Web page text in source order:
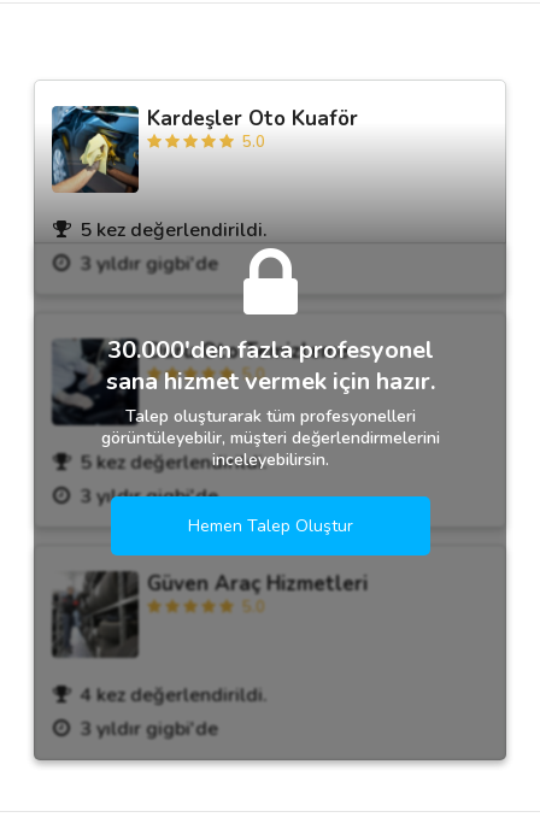
Kardeşler Oto Kuaför
5.0
5 kez değerlendirildi.
3 yıldır gigbi'de
Duru Oto Temizleme
5.0
5 kez değerlendirildi.
3 yıldır gigbi'de
Güven Araç Hizmetleri
5.0
4 kez değerlendirildi.
3 yıldır gigbi'de
30.000'den fazla profesyonel
sana hizmet vermek için hazır.
Talep oluşturarak tüm profesyonelleri
görüntüleyebilir, müşteri değerlendirmelerini
inceleyebilirsin.
Hemen Talep Oluştur